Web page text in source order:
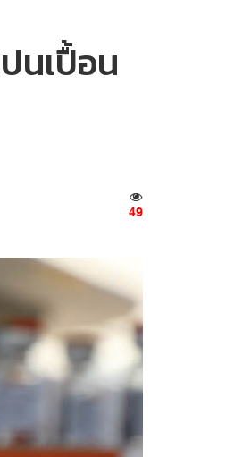
นเปื้อน
49